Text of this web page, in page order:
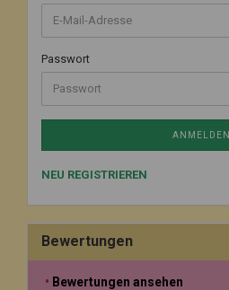
Passwort
ANMELDEN
NEU REGISTRIEREN
Bewertungen
Bewertungen ansehen